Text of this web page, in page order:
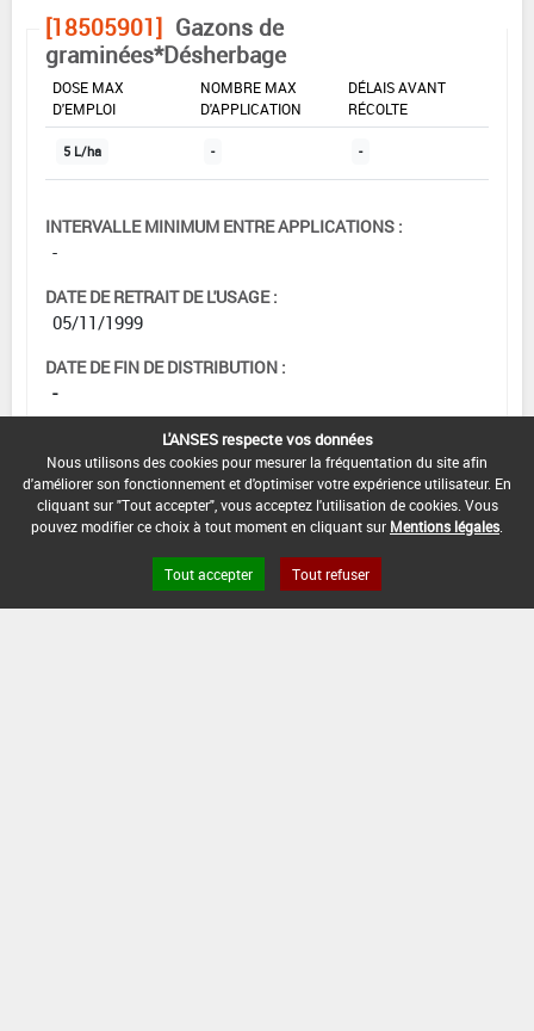
[18505901] Gazons de
graminées*Désherbage
DOSE MAX
D'EMPLOI
NOMBRE MAX
D'APPLICATION
DÉLAIS AVANT
RÉCOLTE
5 L/ha - -
INTERVALLE MINIMUM ENTRE APPLICATIONS :
-
DATE DE RETRAIT DE L'USAGE :
05/11/1999
DATE DE FIN DE DISTRIBUTION :
-
DATE DE FIN D'UTILISATION :
-
L'ANSES respecte vos données
Nous utilisons des cookies pour mesurer la fréquentation du site afin
d'améliorer son fonctionnement et d'optimiser votre expérience utilisateur. En
cliquant sur "Tout accepter", vous acceptez l'utilisation de cookies. Vous
pouvez modifier ce choix à tout moment en cliquant sur Mentions légales
Tout accepter Tout refuser